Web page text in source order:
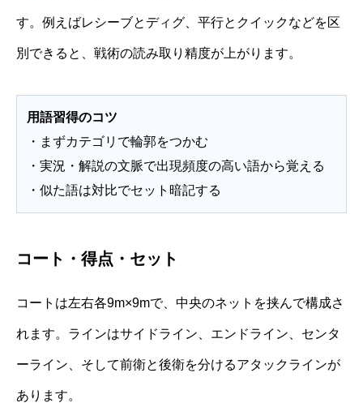
す。例えばレシーブとディグ、平行とクイックなどを区
別できると、戦術の読み取り精度が上がります。
用語習得のコツ
・まずカテゴリで輪郭をつかむ
・実況・解説の文脈で出現頻度の高い語から覚える
・似た語は対比でセット暗記する
コート・得点・セット
コートは左右各9m×9mで、中央のネットを挟んで構成さ
れます。ラインはサイドライン、エンドライン、センタ
ーライン、そして前衛と後衛を分けるアタックラインが
あります。